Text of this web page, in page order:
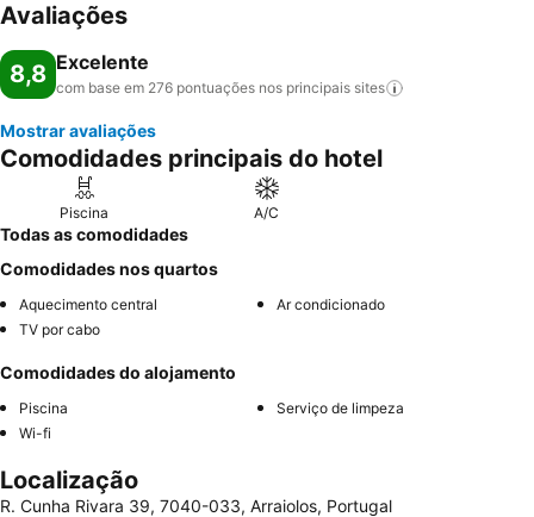
Avaliações
8,8 Excelente
com base em 276 pontuações nos principais sites
Mostrar avaliações
Comodidades principais do hotel
Piscina A/C
Todas as comodidades
Comodidades nos quartos
Aquecimento central
Ar condicionado
TV por cabo
Comodidades do alojamento
Piscina
Serviço de limpeza
Wi-fi
Localização
R. Cunha Rivara 39, 7040-033, Arraiolos, Portugal